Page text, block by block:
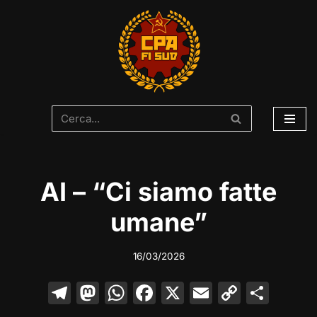
AI – “Ci siamo fatte
umane”
16/03/2026
T M W F X E C